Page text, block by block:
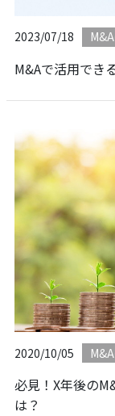
2023/07/18
M&Aで活用でき
2020/10/05
必見！X年後の
は？